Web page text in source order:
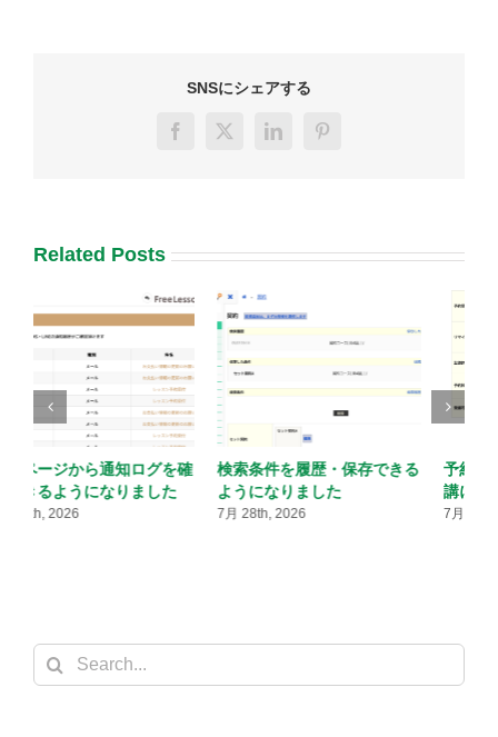
SNSにシェアする
Facebook
X LinkedInPinterest
Related Posts
予約が少ない枠を自動的に休
講にできるようになりました
7月 28th, 2026
メール配信のタイミング指定
に時間単位が追加されました
7月 28th, 2026
Search
for: